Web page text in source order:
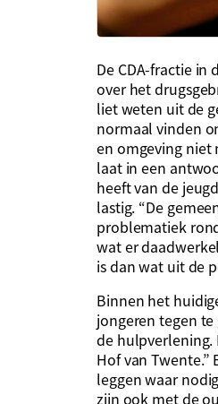
De CDA-fractie
over het
liet weten uit de
normaal vinden
en omgeving niet
laat in een
heeft van de
lastig. “De
problematiek
wat er
is dan wat uit de
Binnen het
jongeren tegen
de hulpverlening.
Hof van
leggen waar
zijn ook met de